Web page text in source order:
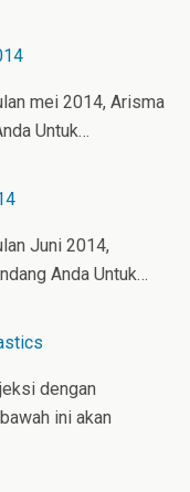
mei 2014, Arisma
Untuk…
Juni 2014,
Anda Untuk…
dengan
ini akan